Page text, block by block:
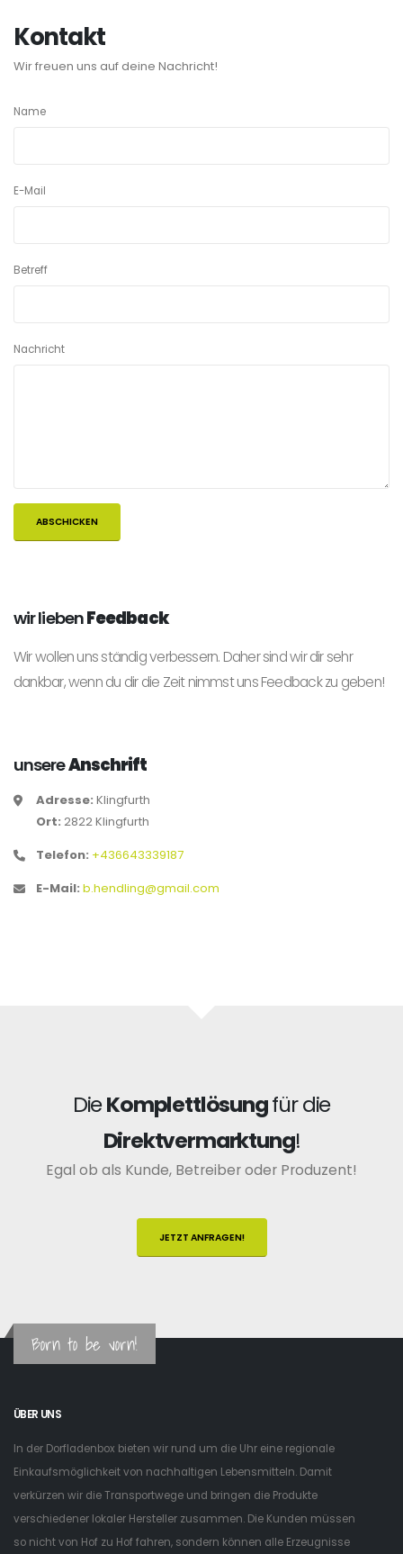
Kontakt
Wir freuen uns auf deine Nachricht!
Name
E-Mail
Betreff
Nachricht
wir liebenFeedback
Wir wollen uns ständig verbessern. Daher sind wir dir sehr
dankbar, wenn du dir die Zeit nimmst uns Feedback zu geben!
unsereAnschrift
Adresse: Klingfurth
Ort: 2822 Klingfurth
Telefon: +436643339187
E-Mail: b.hendling@gmail.com
DieKomplettlösungfür die
Direktvermarktung!
Egal ob als Kunde, Betreiber oder Produzent!
JETZT ANFRAGEN!
Born to be vorn!
ÜBER UNS
In der Dorfladenbox bieten wir rund um die Uhr eine regionale
Einkaufsmöglichkeit von nachhaltigen Lebensmitteln. Damit
verkürzen wir die Transportwege und bringen die Produkte
verschiedener lokaler Hersteller zusammen. Die Kunden müssen
so nicht von Hof zu Hof fahren, sondern können alle Erzeugnisse